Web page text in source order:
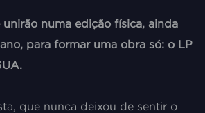
unirão numa edição física, ainda
para formar uma obra só: o LP
que nunca deixou de sentir o